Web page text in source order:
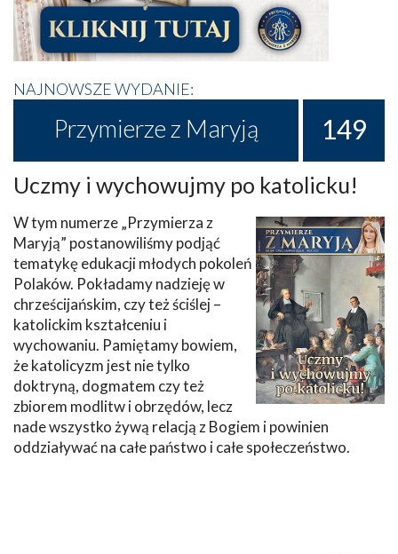
NAJNOWSZE WYDANIE:
Przymierze z Maryją 149
Uczmy i wychowujmy po katolicku!
W tym numerze „Przymierza z
Maryją” postanowiliśmy podjąć
tematykę edukacji młodych pokoleń
Polaków. Pokładamy nadzieję w
chrześcijańskim, czy też ściślej –
katolickim kształceniu i
wychowaniu. Pamiętamy bowiem,
że katolicyzm jest nie tylko
doktryną, dogmatem czy też
zbiorem modlitw i obrzędów, lecz
nade wszystko żywą relacją z Bogiem i powinien
oddziaływać na całe państwo i całe społeczeństwo.